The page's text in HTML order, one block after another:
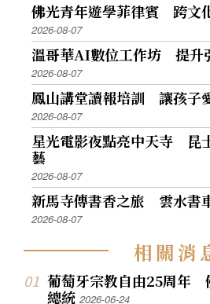
佛光青年遊學菲律賓 跨文
2026-08-07
溫哥華AI數位工作坊 提升
2026-08-07
鳳山講堂讀報培訓 讓孩子
2026-08-07
星光電影夜點亮中天寺 昆
藝
2026-08-07
新馬寺傳書香之旅 雲水書
2026-08-07
相關消
葡萄牙宗教自由25周年
總統2026-06-24